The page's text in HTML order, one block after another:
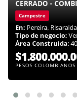
CERRADO -
Campestre
En: Pereira, Risaralda
Tipo de negocio:
Área Construida:
PESOS COLOMBIANOS